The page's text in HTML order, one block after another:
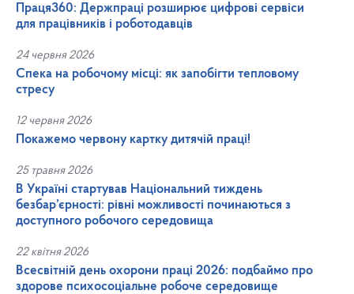
Праця360: Держпраці розширює цифрові сервіси
для працівників і роботодавців
24 червня 2026
Спека на робочому місці: як запобігти тепловому
стресу
12 червня 2026
Покажемо червону картку дитячій праці!
25 травня 2026
В Україні стартував Національний тиждень
безбар’єрності: рівні можливості починаються з
доступного робочого середовища
22 квітня 2026
Всесвітній день охорони праці 2026: подбаймо про
здорове психосоціальне робоче середовище